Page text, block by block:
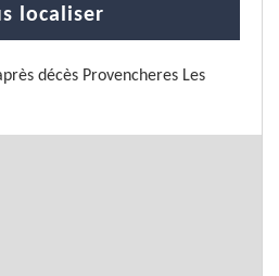
localiser
décès Provencheres Les